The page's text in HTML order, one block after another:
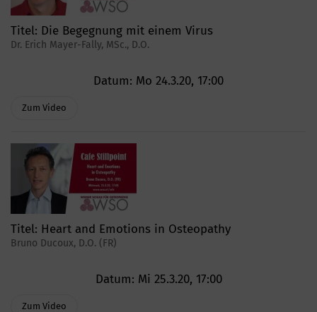
Titel: Die Begegnung mit einem Virus
Dr. Erich Mayer-Fally, MSc., D.O.
Datum: Mo 24.3.20, 17:00
Zum Video
Titel: Heart and Emotions in Osteopathy
Bruno Ducoux, D.O. (FR)
Datum: Mi 25.3.20, 17:00
Zum Video